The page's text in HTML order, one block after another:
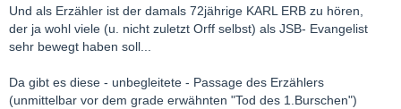
Und als Erzähler ist der damals 72jährige KARL ERB zu hören,
der ja wohl viele (u. nicht zuletzt Orff selbst) als JSB- Evangelist
sehr bewegt haben soll...
Da gibt es diese - unbegleitete - Passage des Erzählers
(unmittelbar vor dem grade erwähnten "Tod des 1.Burschen")